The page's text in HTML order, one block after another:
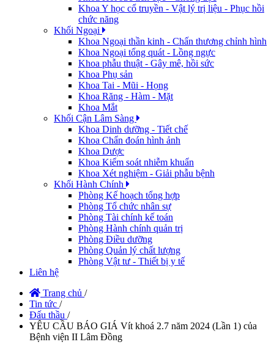
Khoa Y học cổ truyền - Vật lý trị liệu - Phục hồi
chức năng
Khối Ngoại
Khoa Ngoại thần kinh - Chấn thương chỉnh hình
Khoa Ngoại tổng quát - Lồng ngực
Khoa phẫu thuật - Gây mê, hồi sức
Khoa Phụ sản
Khoa Tai - Mũi - Họng
Khoa Răng - Hàm - Mặt
Khoa Mắt
Khối Cận Lâm Sàng
Khoa Dinh dưỡng - Tiết chế
Khoa Chẩn đoán hình ảnh
Khoa Dược
Khoa Kiểm soát nhiễm khuẩn
Khoa Xét nghiệm - Giải phẫu bệnh
Khối Hành Chính
Phòng Kế hoạch tổng hợp
Phòng Tổ chức nhân sự
Phòng Tài chính kế toán
Phòng Hành chính quản trị
Phòng Điều dưỡng
Phòng Quản lý chất lượng
Phòng Vật tư - Thiết bị y tế
Liên hệ
Trang chủ /
Tin tức /
Đấu thầu /
YÊU CẦU BÁO GIÁ Vít khoá 2.7 năm 2024 (Lần 1) của
Bệnh viện II Lâm Đồng